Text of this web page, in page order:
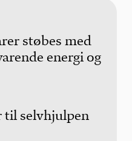
støbes med
energi og
til selvhjulpen